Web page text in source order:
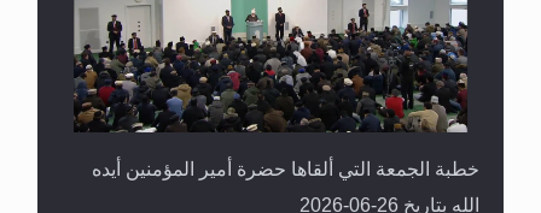
خطبة الجمعة التي ألقاها حضرة أمير المؤمنين أيده
الله بتاريخ 26-06-2026